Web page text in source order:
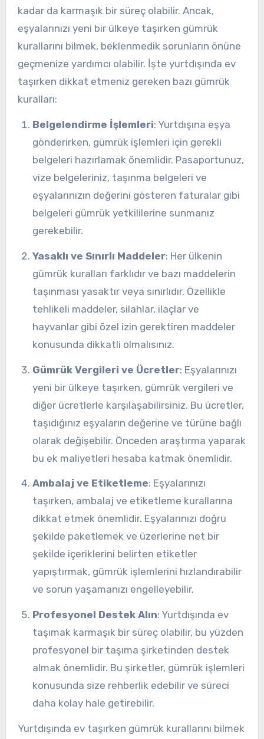
kadar da karmaşık bir süreç olabilir. Ancak,
eşyalarınızı yeni bir ülkeye taşırken gümrük
kurallarını bilmek, beklenmedik sorunların önüne
geçmenize yardımcı olabilir. İşte yurtdışında ev
taşırken dikkat etmeniz gereken bazı gümrük
kuralları:
Belgelendirme İşlemleri: Yurtdışına eşya
gönderirken, gümrük işlemleri için gerekli
belgeleri hazırlamak önemlidir. Pasaportunuz,
vize belgeleriniz, taşınma belgeleri ve
eşyalarınızın değerini gösteren faturalar gibi
belgeleri gümrük yetkililerine sunmanız
gerekebilir.
Yasaklı ve Sınırlı Maddeler: Her ülkenin
gümrük kuralları farklıdır ve bazı maddelerin
taşınması yasaktır veya sınırlıdır. Özellikle
tehlikeli maddeler, silahlar, ilaçlar ve
hayvanlar gibi özel izin gerektiren maddeler
konusunda dikkatli olmalısınız.
Gümrük Vergileri ve Ücretler: Eşyalarınızı
yeni bir ülkeye taşırken, gümrük vergileri ve
diğer ücretlerle karşılaşabilirsiniz. Bu ücretler,
taşıdığınız eşyaların değerine ve türüne bağlı
olarak değişebilir. Önceden araştırma yaparak
bu ek maliyetleri hesaba katmak önemlidir.
Ambalaj ve Etiketleme: Eşyalarınızı
taşırken, ambalaj ve etiketleme kurallarına
dikkat etmek önemlidir. Eşyalarınızı doğru
şekilde paketlemek ve üzerlerine net bir
şekilde içeriklerini belirten etiketler
yapıştırmak, gümrük işlemlerini hızlandırabilir
ve sorun yaşamanızı engelleyebilir.
Profesyonel Destek Alın: Yurtdışında ev
taşımak karmaşık bir süreç olabilir, bu yüzden
profesyonel bir taşıma şirketinden destek
almak önemlidir. Bu şirketler, gümrük işlemleri
konusunda size rehberlik edebilir ve süreci
daha kolay hale getirebilir.
Yurtdışında ev taşırken gümrük kurallarını bilmek